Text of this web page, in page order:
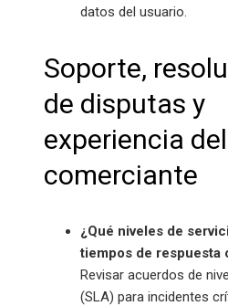
datos del usuario.
Soporte,
de disputas y
experiencia del
comerciante
¿Qué niveles de
tiempos de respuesta
Revisar acuerdos de
(SLA) para incidentes